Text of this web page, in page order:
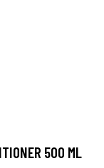
500 ML